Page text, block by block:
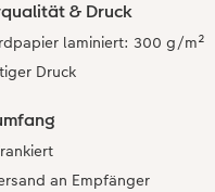
& Druck
laminiert: 300 g/m²
Druck
an Empfänger